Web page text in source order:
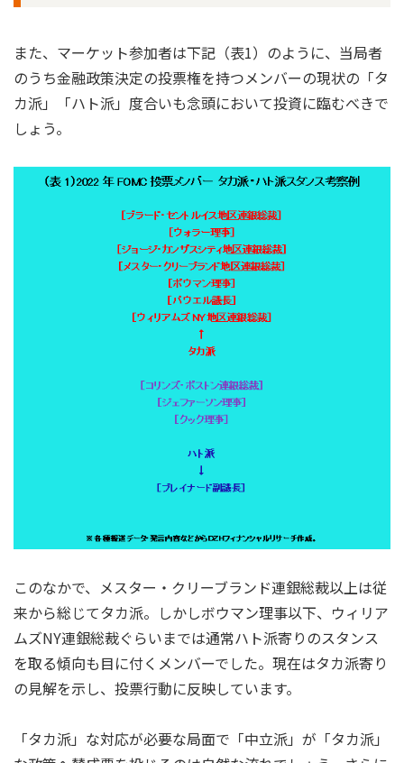
また、マーケット参加者は下記（表1）のように、当局者
のうち金融政策決定の投票権を持つメンバーの現状の「タ
カ派」「ハト派」度合いも念頭において投資に臨むべきで
しょう。
このなかで、メスター・クリーブランド連銀総裁以上は従
来から総じてタカ派。しかしボウマン理事以下、ウィリア
ムズNY連銀総裁ぐらいまでは通常ハト派寄りのスタンス
を取る傾向も目に付くメンバーでした。現在はタカ派寄り
の見解を示し、投票行動に反映しています。
「タカ派」な対応が必要な局面で「中立派」が「タカ派」